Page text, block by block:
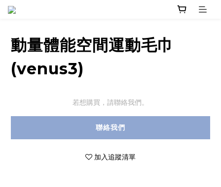
動量體能空間運動毛巾
(venus3)
若想購買，請聯絡我們。
聯絡我們
加入追蹤清單